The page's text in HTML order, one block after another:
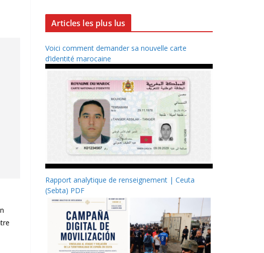
Articles les plus lus
Voici comment demander sa nouvelle carte
d’identité marocaine
Rapport analytique de renseignement | Ceuta
(Sebta) PDF